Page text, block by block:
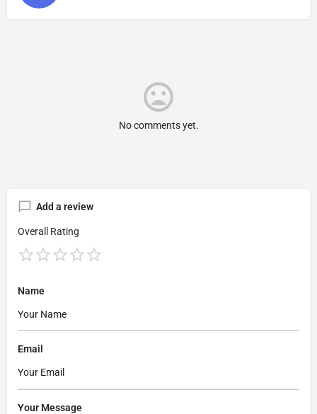
No comments yet.
Add a review
Overall Rating
Name
Email
Your Message